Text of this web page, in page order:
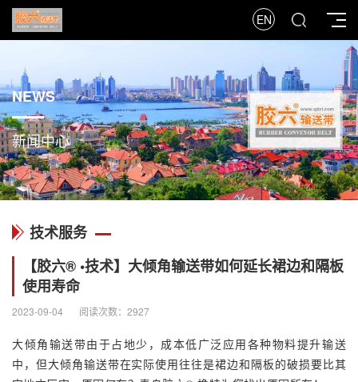
EN
NEWS
新闻中心
技术服务
【胶六® •技术】大倾角输送带如何延长裙边和隔板
使用寿命
2023-09-04 阅读次数：2927
大倾角输送带由于占地少，成本低广泛应用各种物料提升输送
中，但大倾角输送带在实际使用往往是裙边和隔板的破损要比其